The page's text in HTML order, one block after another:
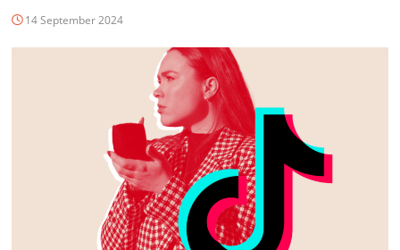
14 September 2024